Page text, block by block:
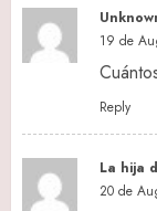
19 de
Reply
La hija
20 de